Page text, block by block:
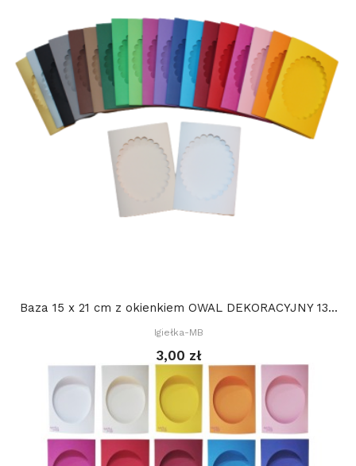
Baza 15 x 21 cm z okienkiem OWAL DEKORACYJNY 13...
Igiełka-MB
3,00 zł